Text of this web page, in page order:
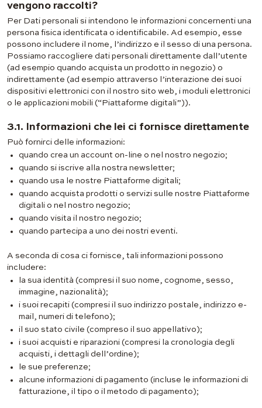
vengono raccolti?
Per Dati personali si intendono le informazioni concernenti una
persona fisica identificata o identificabile. Ad esempio, esse
possono includere il nome, l’indirizzo e il sesso di una persona.
Possiamo raccogliere dati personali direttamente dall’utente
(ad esempio quando acquista un prodotto in negozio) o
indirettamente (ad esempio attraverso l’interazione dei suoi
dispositivi elettronici con il nostro sito web, i moduli elettronici
o le applicazioni mobili (“Piattaforme digitali”)).
3.1. Informazioni che lei ci fornisce direttamente
Può fornirci delle informazioni:
quando crea un account on-line o nel nostro negozio;
quando si iscrive alla nostra newsletter;
quando usa le nostre Piattaforme digitali;
quando acquista prodotti o servizi sulle nostre Piattaforme
digitali o nel nostro negozio;
quando visita il nostro negozio;
quando partecipa a uno dei nostri eventi.
A seconda di cosa ci fornisce, tali informazioni possono
includere:
la sua identità (compresi il suo nome, cognome, sesso,
immagine, nazionalità);
i suoi recapiti (compresi il suo indirizzo postale, indirizzo e-
mail, numeri di telefono);
il suo stato civile (compreso il suo appellativo);
i suoi acquisti e riparazioni (compresi la cronologia degli
acquisti, i dettagli dell’ordine);
le sue preferenze;
alcune informazioni di pagamento (incluse le informazioni di
fatturazione, il tipo o il metodo di pagamento);